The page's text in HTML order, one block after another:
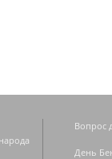
Вопрос
День